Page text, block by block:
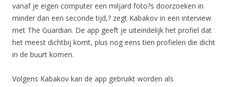
vanaf je eigen computer een miljard foto?s doorzoeken in
minder dan een seconde tijd,? zegt Kabakov in een interview
met The Guardian. De app geeft je uiteindelijk het profiel dat
het meest dichtbij komt, plus nog eens tien profielen die dicht
in de buurt komen.
Volgens Kabakov kan de app gebruikt worden als